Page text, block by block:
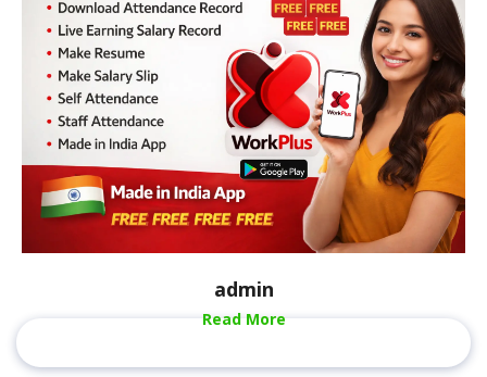
admin
Read More